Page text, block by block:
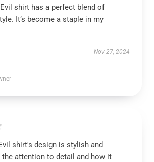
shirt has a perfect blend of
It’s become a staple in my
Nov 27, 2024
shirt's design is stylish and
the attention to detail and how it